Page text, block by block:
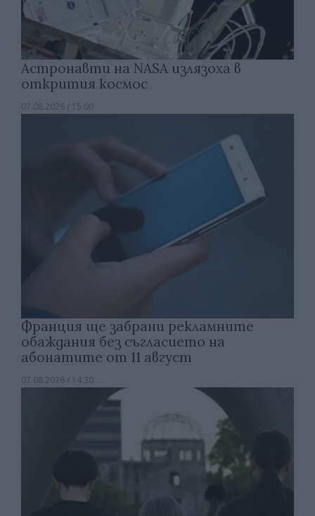
Астронавти на NASA излязоха в
открития космос
07.08.2026 / 15:00
Франция ще забрани рекламните
обаждания без съгласието на
абонатите от 11 август
07.08.2026 / 14:30